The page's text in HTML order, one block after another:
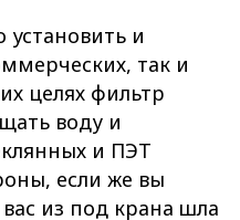
и
так и
целях фильтр
воду и
и ПЭТ
если же вы
из под крана шла